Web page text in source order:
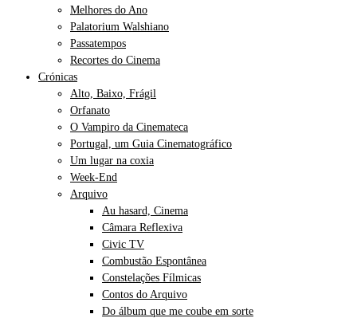
Melhores do Ano
Palatorium Walshiano
Passatempos
Recortes do Cinema
Crónicas
Alto, Baixo, Frágil
Orfanato
O Vampiro da Cinemateca
Portugal, um Guia Cinematográfico
Um lugar na coxia
Week-End
Arquivo
Au hasard, Cinema
Câmara Reflexiva
Civic TV
Combustão Espontânea
Constelações Fílmicas
Contos do Arquivo
Do álbum que me coube em sorte